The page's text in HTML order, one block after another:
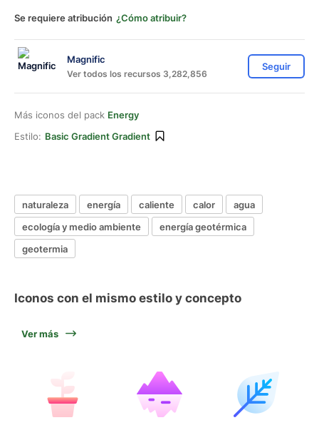
Se requiere atribución ¿Cómo atribuir?
Magnific
Ver todos los recursos 3,282,856
Seguir
Más iconos del pack Energy
Estilo: Basic Gradient Gradient
naturaleza energía caliente calor
agua
ecología y medio ambiente
energía geotérmica
geotermia
Iconos con el mismo estilo y concepto
Ver más